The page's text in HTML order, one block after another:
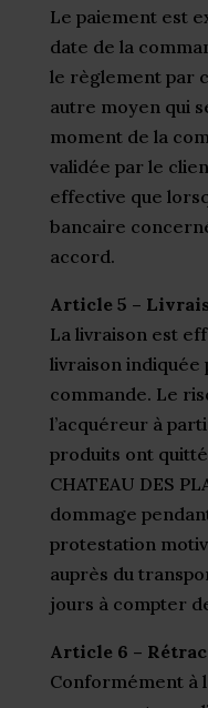
Le paiement est
date de la
le règlement par
autre moyen qui
moment de la
validée par le
effective que
bancaire
accord.
Article 5 –
La livraison est
livraison indiquée
commande. Le
l’acquéreur à
produits ont quitté
CHATEAU DES
dommage
protestation
auprès du
jours à compter
Article 6 –
Conformément à